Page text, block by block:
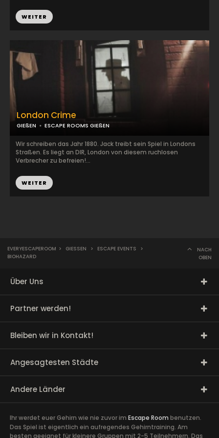
London Crime
GIEßEN ESCAPE ROOMS GIEßEN
Wir schreiben das Jahr 1880. Jack treibt sein Spiel in Londons
Straßen. Es liegt an DIR, London von diesem ruchlosen
Verbrecher zu befreien!...
WEITER
WEITER
EVERYESCAPEROOM > GIESSEN > ESCAPE EVENTS
>
BIOHAZARD
NACH
OBEN
Über Uns
Partner werden!
Bleiben wir in Kontakt!
Angesagtesten Städte
Andere Länder
Ihr werdet euer Gehirn wie nie zuvor im Escape Room benutzen.
Das Spiel ist eigentlich ein aufregendes Gehirntraining. Am
besten geeignet für kleinere Gruppen mit 2-5 Teilnehmern. Das